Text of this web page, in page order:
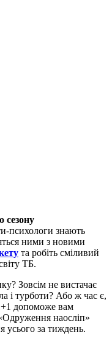
сезону
психологи знають
ними з новими
та робіть сміливий
ТБ.
Зовсім не вистачає
і турботи? Або ж час є,
допоможе вам
наосліп»
усього за тиждень.